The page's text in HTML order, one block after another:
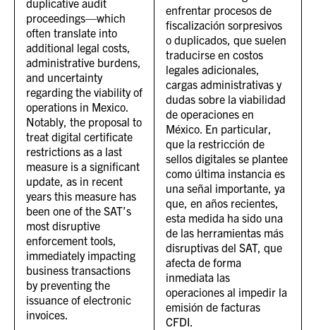
duplicative audit
proceedings—which
often translate into
additional legal costs,
administrative burdens,
and uncertainty
regarding the viability of
operations in Mexico.
Notably, the proposal to
treat digital certificate
restrictions as a last
measure is a significant
update, as in recent
years this measure has
been one of the SAT’s
most disruptive
enforcement tools,
immediately impacting
business transactions
by preventing the
issuance of electronic
invoices.
enfrentar procesos de
fiscalización sorpresivos
o duplicados, que suelen
traducirse en costos
legales adicionales,
cargas administrativas y
dudas sobre la viabilidad
de operaciones en
México. En particular,
que la restricción de
sellos digitales se plantee
como última instancia es
una señal importante, ya
que, en años recientes,
esta medida ha sido una
de las herramientas más
disruptivas del SAT, que
afecta de forma
inmediata las
operaciones al impedir la
emisión de facturas
CFDI.